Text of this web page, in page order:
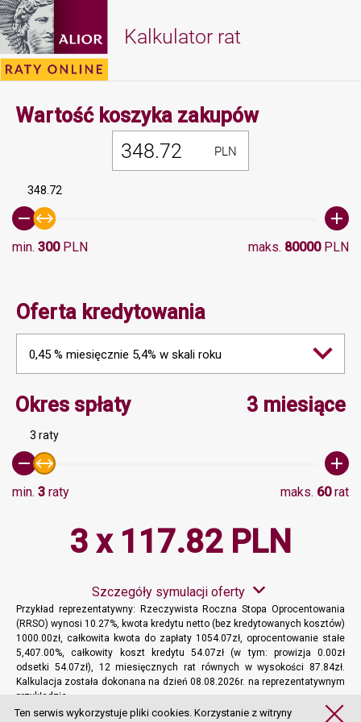
Kalkulator rat
Wartość koszyka zakupówMinimalna
PLN
348.72
min. 300PLN maks. 80000PLN
Oferta kredytowania
0,45 % miesięcznie 5,4% w skali roku
Okres spłatyMinimalna wartość 3,
3 miesiące
3 raty
min. 3 raty maks. 60rat
3 x 117.82 PLN
Szczegóły symulacji oferty
Przykład reprezentatywny: Rzeczywista Roczna Stopa Oprocentowania
(RRSO) wynosi 10.27%, kwota kredytu netto (bez kredytowanych kosztów)
1000.00zł, całkowita kwota do zapłaty 1054.07zł, oprocentowanie stałe
5,407.00%, całkowity koszt kredytu 54.07zł (w tym: prowizja 0.00zł
odsetki 54.07zł), 12 miesięcznych rat równych w wysokości 87.84zł.
Kalkulacja została dokonana na dzień 08.08.2026r. na reprezentatywnym
przykładzie.
Więcej informacji
Ten serwis wykorzystuje pliki cookies. Korzystanie z witryny